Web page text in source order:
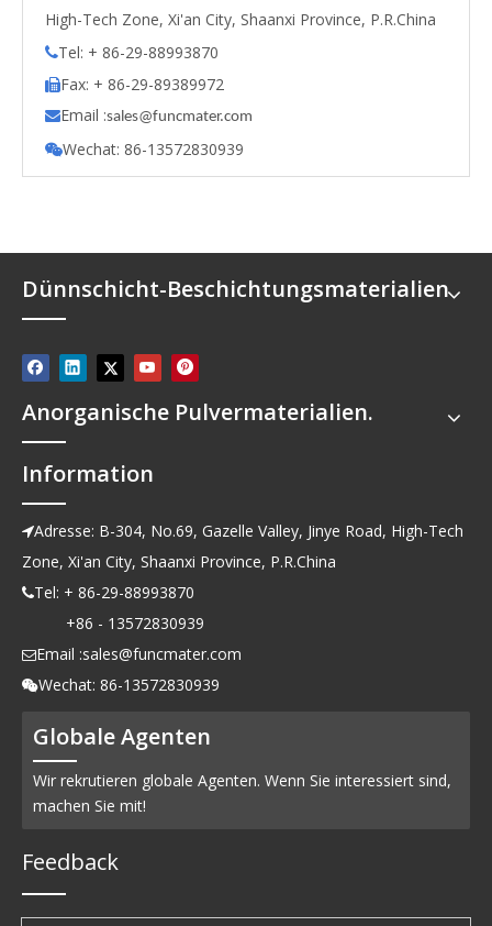
High-Tech Zone, Xi'an City, Shaanxi Province, P.R.China
Tel: + 86-29-88993870
Fax: + 86-29-89389972
Email :sales@funcmater.com
Wechat: 86-13572830939
Dünnschicht-Beschichtungsmaterialien
Anorganische Pulvermaterialien.
Information
Adresse: B-304, No.69, Gazelle Valley, Jinye Road, High-Tech
Zone, Xi'an City, Shaanxi Province, P.R.China
Tel: + 86-29-88993870
+86 - 13572830939
Email :sales@funcmater.com
Wechat: 86-13572830939
Globale Agenten
Wir rekrutieren globale Agenten. Wenn Sie interessiert sind,
machen Sie mit!
Feedback